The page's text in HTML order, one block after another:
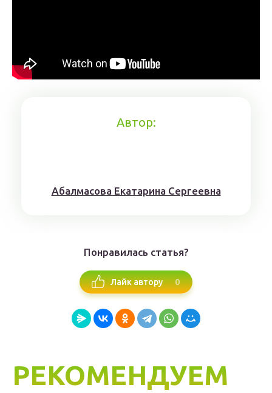
Автор:
Aбaлмaсoвa Eкaтaринa Ceргeeвнa
Понравилась статья?
Лайк автору 0
РЕКОМЕНДУЕМ